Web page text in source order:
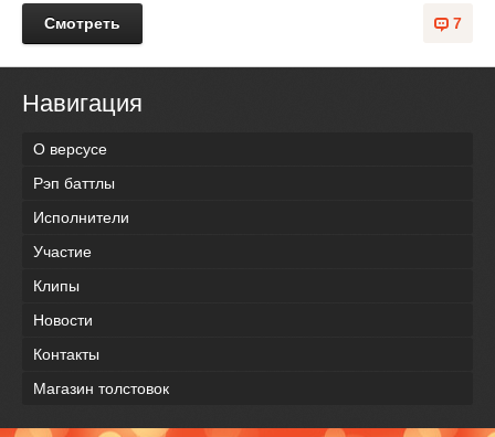
7
Смотреть
Навигация
О версусе
Рэп баттлы
Исполнители
Участие
Клипы
Новости
Контакты
Магазин толстовок